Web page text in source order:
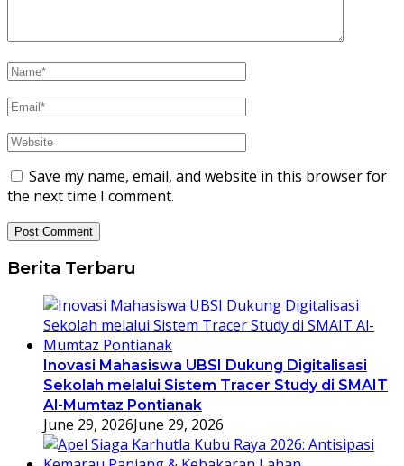
Save my name, email, and website in this browser for
the next time I comment.
Berita Terbaru
Inovasi Mahasiswa UBSI Dukung Digitalisasi
Sekolah melalui Sistem Tracer Study di SMAIT
Al-Mumtaz Pontianak
June 29, 2026June 29, 2026